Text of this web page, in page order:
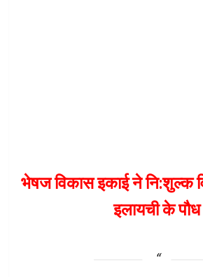
भेषज विकास इकाई ने नि:शुल्क
इलायची के पौध